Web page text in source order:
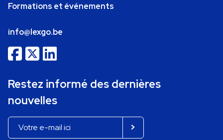
Formations et événements
info@lexgo.be
Restez informé des dernières
nouvelles